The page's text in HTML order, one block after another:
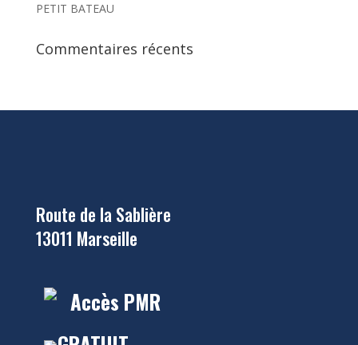
PETIT BATEAU
Commentaires récents
Route de la Sablière
13011 Marseille
Accès PMR